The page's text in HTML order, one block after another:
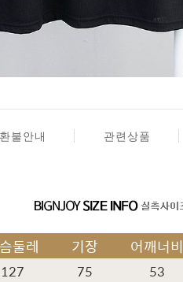
불안내 관련상품
둘레 기장 어깨너비
127 75 53